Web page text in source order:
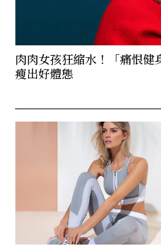
肉肉女孩狂縮水！「痛恨
瘦出好體態